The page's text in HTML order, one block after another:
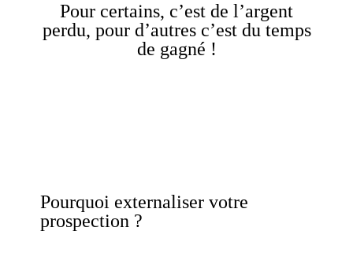
Pour certains, c’est de l’argent
perdu, pour d’autres c’est du temps
de gagné !
Pourquoi externaliser votre
prospection ?